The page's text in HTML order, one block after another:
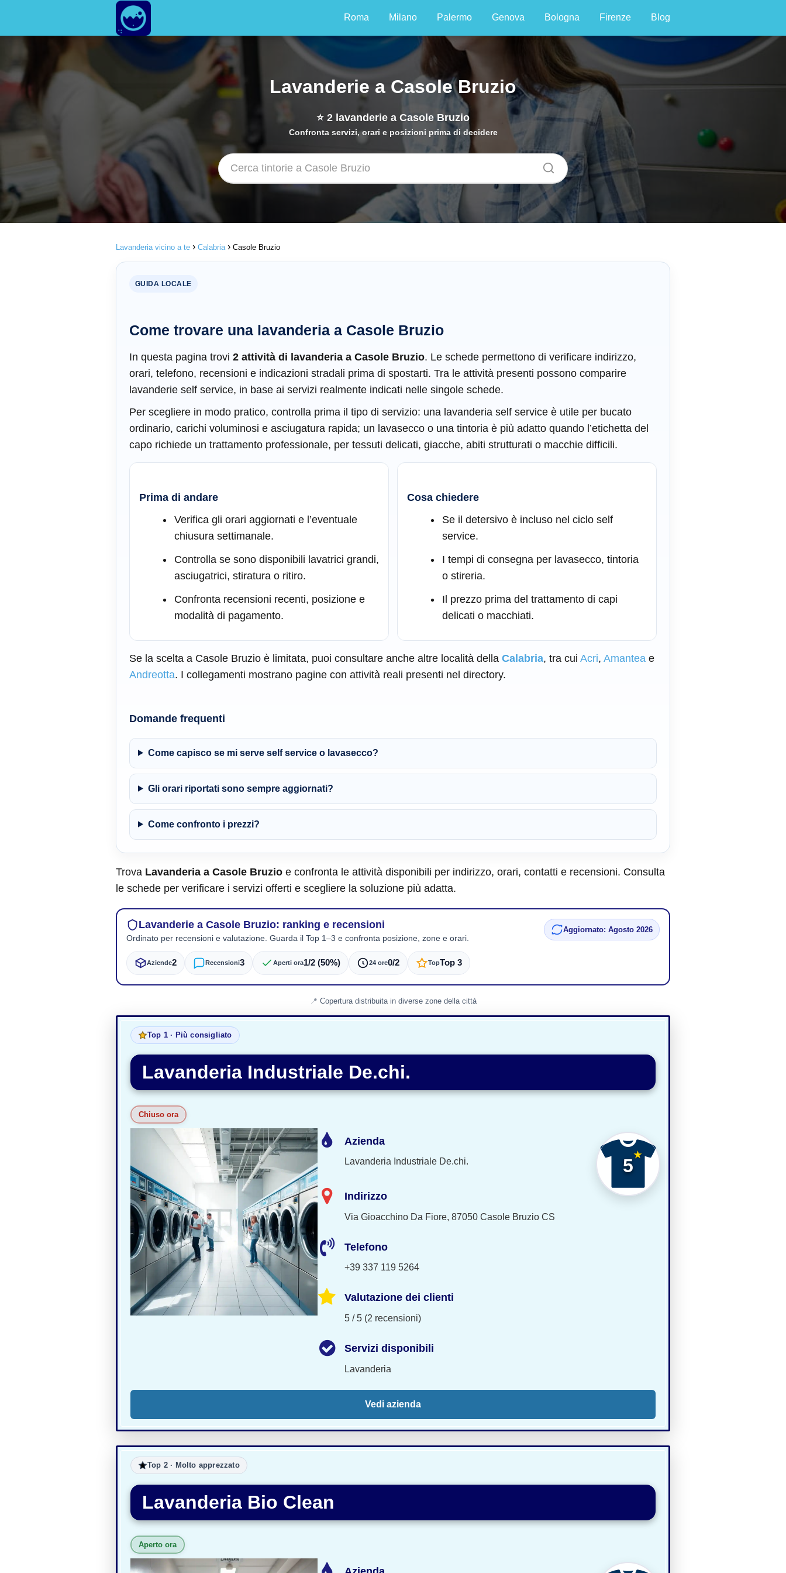
Roma Milano Palermo Genova Bologna Firenze Blog
Lavanderie a Casole Bruzio
⭐ 2 lavanderie a Casole Bruzio
Confronta servizi, orari e posizioni prima di decidere
Lavanderia vicino a te Calabria Casole Bruzio
GUIDA LOCALE
Come trovare una lavanderia a Casole Bruzio
In questa pagina trovi 2 attività di lavanderia a Casole Bruzio. Le schede permettono di verificare indirizzo,
orari, telefono, recensioni e indicazioni stradali prima di spostarti. Tra le attività presenti possono comparire
lavanderie self service, in base ai servizi realmente indicati nelle singole schede.
Per scegliere in modo pratico, controlla prima il tipo di servizio: una lavanderia self service è utile per bucato
ordinario, carichi voluminosi e asciugatura rapida; un lavasecco o una tintoria è più adatto quando l’etichetta del
capo richiede un trattamento professionale, per tessuti delicati, giacche, abiti strutturati o macchie difficili.
Prima di andare
Verifica gli orari aggiornati e l’eventuale
chiusura settimanale.
Controlla se sono disponibili lavatrici grandi,
asciugatrici, stiratura o ritiro.
Confronta recensioni recenti, posizione e
modalità di pagamento.
Cosa chiedere
Se il detersivo è incluso nel ciclo self
service.
I tempi di consegna per lavasecco, tintoria
o stireria.
Il prezzo prima del trattamento di capi
delicati o macchiati.
Se la scelta a Casole Bruzio è limitata, puoi consultare anche altre località della Calabria, tra cui Acri, Amantea e
Andreotta. I collegamenti mostrano pagine con attività reali presenti nel directory.
Domande frequenti
Come capisco se mi serve self service o lavasecco?
Gli orari riportati sono sempre aggiornati?
Come confronto i prezzi?
Trova Lavanderia a Casole Bruzio e confronta le attività disponibili per indirizzo, orari, contatti e recensioni. Consulta
le schede per verificare i servizi offerti e scegliere la soluzione più adatta.
Lavanderie a Casole Bruzio: ranking e recensioni
Ordinato per recensioni e valutazione. Guarda il Top 1–3 e confronta posizione, zone e orari.
Aggiornato: Agosto 2026
Aziende2 Recensioni3 Aperti ora1/2 (50%) 24 ore0/2 TopTop 3
Copertura distribuita in diverse zone della città
Top 1 · Più consigliato
Lavanderia Industriale De.chi.
Chiuso ora
5
Azienda
Lavanderia Industriale De.chi.
Indirizzo
Via Gioacchino Da Fiore, 87050 Casole Bruzio CS
Telefono
+39 337 119 5264
Valutazione dei clienti
5 / 5 (2 recensioni)
Servizi disponibili
Lavanderia
Vedi azienda
Top 2 · Molto apprezzato
Lavanderia Bio Clean
Aperto ora